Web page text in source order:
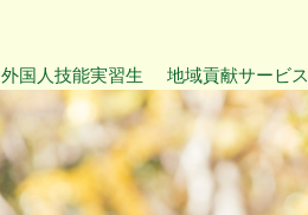
外国人技能実習生 地域貢献サービス